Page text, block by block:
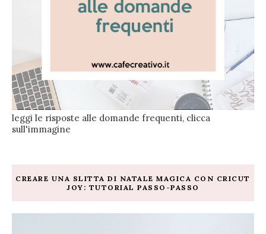
leggi le risposte alle domande frequenti, clicca
sull'immagine
CREARE UNA SLITTA DI NATALE MAGICA CON CRICUT
JOY: TUTORIAL PASSO-PASSO